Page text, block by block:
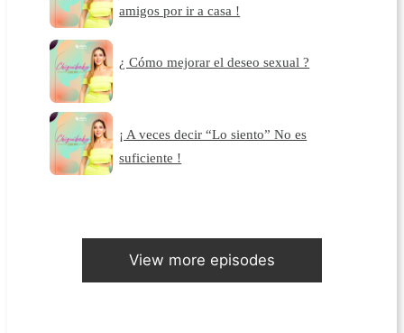
amigos por ir a casa !
¿ Cómo mejorar el deseo sexual ?
¡ A veces decir “Lo siento” No es
suficiente !
View more episodes